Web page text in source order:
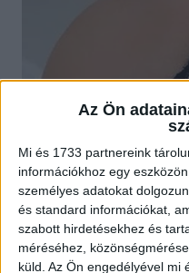
Az Ön
Mi és 1733 partnereink
információkhoz egy
személyes adatokat
és standard információkat,
szabott hirdetésekhez és
méréséhez,
küld. Az Ön engedélyével mi